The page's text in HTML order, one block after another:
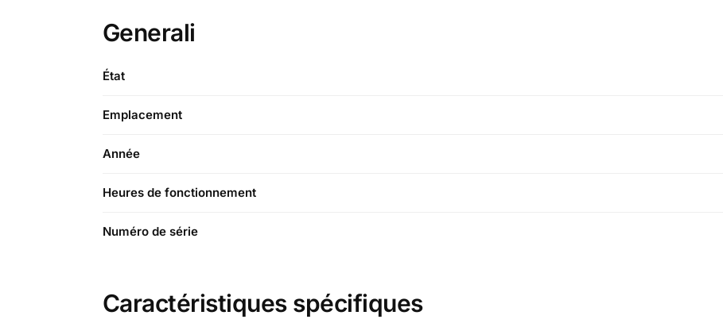
Generali
État
Emplacement
Année
Heures de fonctionnement
Numéro de série
Caractéristiques spécifiques